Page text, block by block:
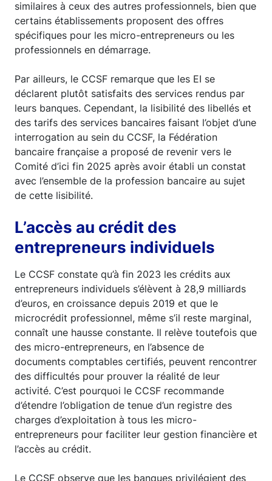
similaires à ceux des autres professionnels, bien que
certains établissements proposent des offres
spécifiques pour les micro-entrepreneurs ou les
professionnels en démarrage.
Par ailleurs, le CCSF remarque que les EI se
déclarent plutôt satisfaits des services rendus par
leurs banques. Cependant, la lisibilité des libellés et
des tarifs des services bancaires faisant l’objet d’une
interrogation au sein du CCSF, la Fédération
bancaire française a proposé de revenir vers le
Comité d’ici fin 2025 après avoir établi un constat
avec l’ensemble de la profession bancaire au sujet
de cette lisibilité.
L’accès au crédit des
entrepreneurs individuels
Le CCSF constate qu’à fin 2023 les crédits aux
entrepreneurs individuels s’élèvent à 28,9 milliards
d’euros, en croissance depuis 2019 et que le
microcrédit professionnel, même s’il reste marginal,
connaît une hausse constante. Il relève toutefois que
des micro-entrepreneurs, en l’absence de
documents comptables certifiés, peuvent rencontrer
des difficultés pour prouver la réalité de leur
activité. C’est pourquoi le CCSF recommande
d’étendre l’obligation de tenue d’un registre des
charges d’exploitation à tous les micro-
entrepreneurs pour faciliter leur gestion financière et
l’accès au crédit.
Le CCSF observe que les banques privilégient des